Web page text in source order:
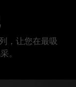
，让您在最吸
。